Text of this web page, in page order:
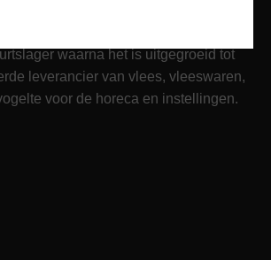
waarna het is uitgegroeid tot
leverancier van vlees, vleeswaren,
voor de horeca en instellingen.